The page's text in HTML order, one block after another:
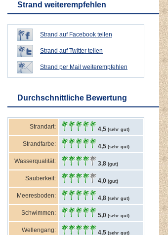
Strand weiterempfehlen
Strand auf Facebook teilen
Strand auf Twitter teilen
Strand per Mail weiterempfehlen
Durchschnittliche Bewertung
Strandart: 4,5 (sehr gut)
Strandfarbe: 4,5 (sehr gut)
Wasserqualität: 3,8 (gut)
Sauberkeit: 4,0 (gut)
Meeresboden: 4,8 (sehr gut)
Schwimmen: 5,0 (sehr gut)
Wellengang: 4,5 (sehr gut)